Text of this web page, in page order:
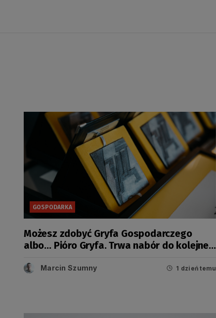
GOSPODARKA
Możesz zdobyć Gryfa Gospodarczego
albo… Pióro Gryfa. Trwa nabór do kolejnej
Marcin Szumny 1 dzień temu